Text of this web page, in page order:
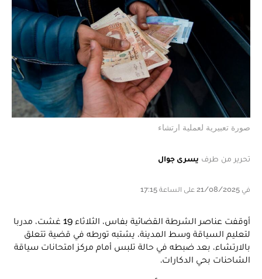
صورة تعبيرية لعملية ارتشاء
تحرير من طرف يسرى جوال
في 21/08/2025 على الساعة 17:15
أوقفت عناصر الشرطة القضائية بفاس، الثلاثاء 19 غشت، مدربا
لتعليم السياقة وسط المدينة، يشتبه تورطه في قضية تتعلق
بالارتشاء، بعد ضبطه في حالة تلبس أمام مركز امتحانات سياقة
الشاحنات بحي الدكارات.